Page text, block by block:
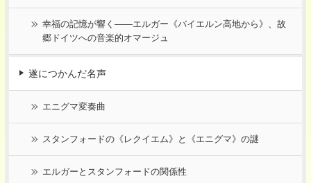
幸福の記憶が響く――エルガー《バイエルン高地から》、故
郷ドイツへの音楽的オマージュ
遂につかんだ名声
エニグマ変奏曲
スタンフォードの《レクイエム》と《エニグマ》の謎
エルガーとスタンフォードの関係性